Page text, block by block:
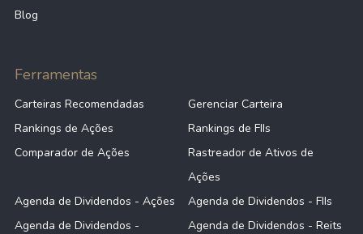
Blog
Ferramentas
Carteiras Recomendadas
Gerenciar Carteira
Rankings de Ações
Rankings de FIIs
Comparador de Ações
Rastreador de Ativos de
Ações
Agenda de Dividendos - Ações
Agenda de Dividendos - FIIs
Agenda de Dividendos -
Agenda de Dividendos - Reits